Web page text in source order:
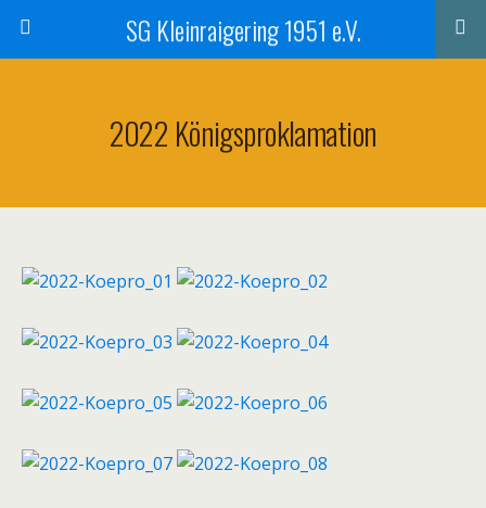
SG Kleinraigering 1951 e.V.
2022 Königsproklamation